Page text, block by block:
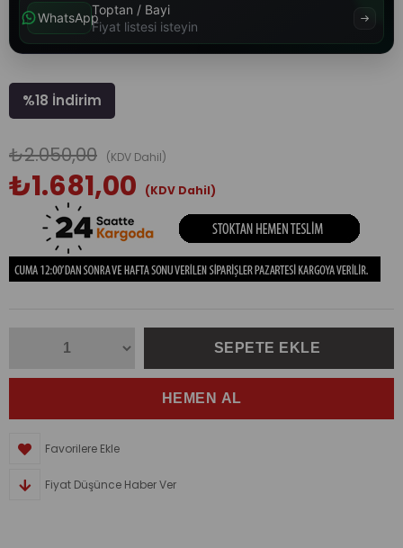
WhatsApp
Toptan / Bayi
Fiyat listesi isteyin
%18 İndirim
₺2.050,00 (KDV Dahil)
₺1.681,00 (KDV Dahil)
Favorilere Ekle
Fiyat Düşünce Haber Ver